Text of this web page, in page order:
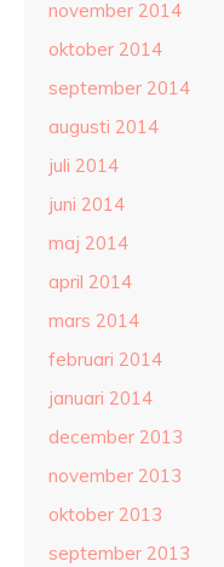
november 2014
oktober 2014
september 2014
augusti 2014
juli 2014
juni 2014
maj 2014
april 2014
mars 2014
februari 2014
januari 2014
december 2013
november 2013
oktober 2013
september 2013